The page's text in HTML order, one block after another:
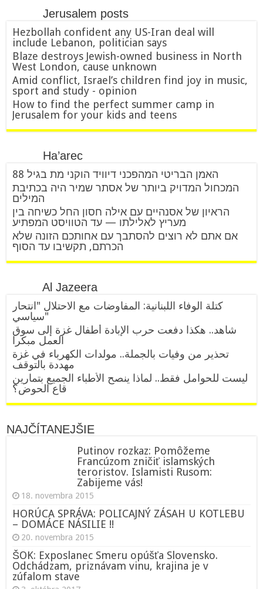
Jerusalem posts
Hezbollah confident any US-Iran deal will
include Lebanon, politician says
Blaze destroys Jewish-owned business in North
West London, cause unknown
Amid conflict, Israel’s children find joy in music,
sport and study - opinion
How to find the perfect summer camp in
Jerusalem for your kids and teens
Ha’arec
האמן הבריטי המהפכני דיוויד הוקני מת בגיל 88
המכחול המדויק ביותר של אסתר שמיר היה בכתיבת
המילים
הראיון של אסנהיים עם אילה חסון החל כשיחה בין
מעריץ לאלילתו — עד הטוויסט המפתיע
אם אתם לא רוצים להסתבך עם אחותכם הזונה שלא
הכרתם, תקשיבו עד הסוף
Al Jazeera
كتلة الوفاء اللبنانية: المفاوضات مع الاحتلال "انتحار
سياسي"
شاهد.. هكذا دفعت حرب الإبادة أطفال غزة إلى سوق
العمل مبكرا
تحذير من وفيات بالجملة.. مولدات الكهرباء في غزة
مهددة بالتوقف
ليست للحوامل فقط.. لماذا ينصح الأطباء الجميع بتمارين
قاع الحوض؟
NAJČÍTANEJŠIE
Putinov rozkaz: Pomôžeme
Francúzom zničiť islamských
teroristov. Islamisti Rusom:
Zabijeme vás!
18. novembra 2015
HORÚCA SPRÁVA: POLICAJNÝ ZÁSAH U KOTLEBU
– DOMÁCE NÁSILIE !!
20. novembra 2015
ŠOK: Exposlanec Smeru opúšťa Slovensko.
Odchádzam, priznávam vinu, krajina je v
zúfalom stave